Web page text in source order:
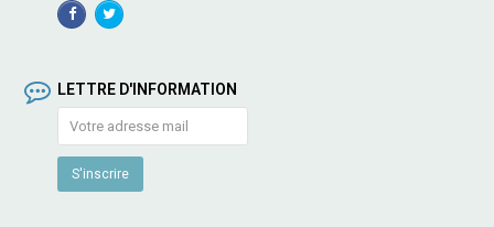
FacebookTwitterProfile
LETTRE D'INFORMATION